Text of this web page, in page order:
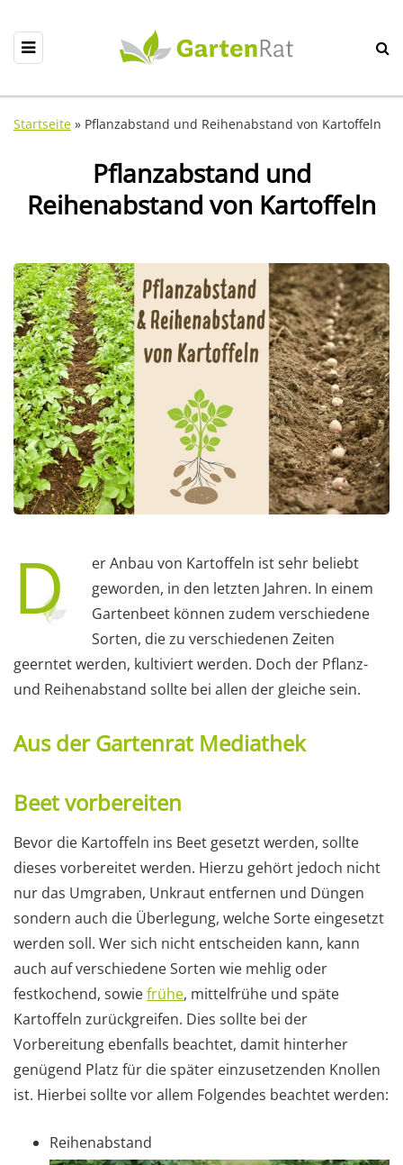
Startseite » Pflanzabstand und Reihenabstand von Kartoffeln
Pflanzabstand und
Reihenabstand von Kartoffeln
D
er Anbau von Kartoffeln ist sehr beliebt
geworden, in den letzten Jahren. In einem
Gartenbeet können zudem verschiedene
Sorten, die zu verschiedenen Zeiten
geerntet werden, kultiviert werden. Doch der Pflanz-
und Reihenabstand sollte bei allen der gleiche sein.
Aus der Gartenrat Mediathek
Beet vorbereiten
Bevor die Kartoffeln ins Beet gesetzt werden, sollte
dieses vorbereitet werden. Hierzu gehört jedoch nicht
nur das Umgraben, Unkraut entfernen und Düngen
sondern auch die Überlegung, welche Sorte eingesetzt
werden soll. Wer sich nicht entscheiden kann, kann
auch auf verschiedene Sorten wie mehlig oder
festkochend, sowiefrühe, mittelfrühe und späte
Kartoffeln zurückgreifen. Dies sollte bei der
Vorbereitung ebenfalls beachtet, damit hinterher
genügend Platz für die später einzusetzenden Knollen
ist. Hierbei sollte vor allem Folgendes beachtet werden:
Reihenabstand